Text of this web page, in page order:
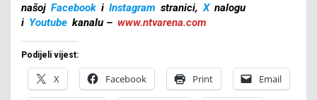
našoj Facebook i Instagram stranici, X nalogu
i Youtube kanalu – www.ntvarena.com
Podijeli vijest:
X Facebook Print Email